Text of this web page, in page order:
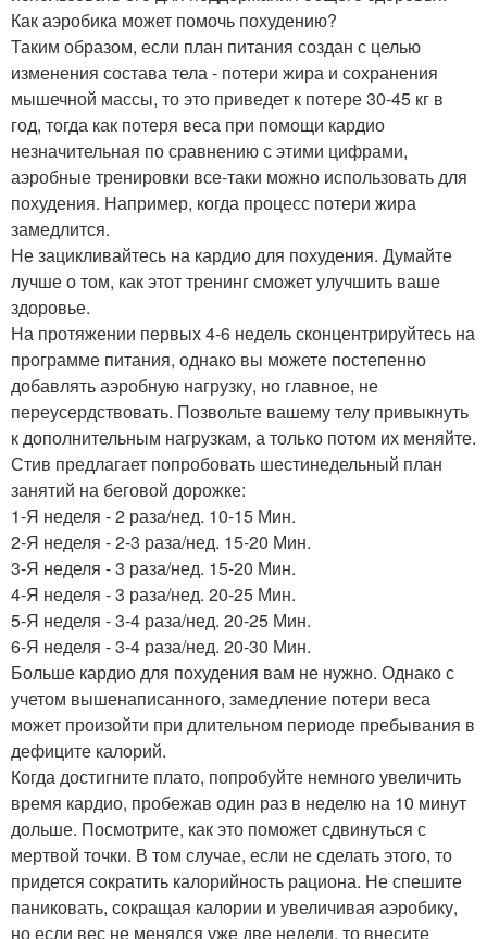
Как аэробика может помочь похудению?
Таким образом, если план питания создан с целью
изменения состава тела - потери жира и сохранения
мышечной массы, то это приведет к потере 30-45 кг в
год, тогда как потеря веса при помощи кардио
незначительная по сравнению с этими цифрами,
аэробные тренировки все-таки можно использовать для
похудения. Например, когда процесс потери жира
замедлится.
Не зацикливайтесь на кардио для похудения. Думайте
лучше о том, как этот тренинг сможет улучшить ваше
здоровье.
На протяжении первых 4-6 недель сконцентрируйтесь на
программе питания, однако вы можете постепенно
добавлять аэробную нагрузку, но главное, не
переусердствовать. Позвольте вашему телу привыкнуть
к дополнительным нагрузкам, а только потом их меняйте.
Стив предлагает попробовать шестинедельный план
занятий на беговой дорожке:
1-Я неделя - 2 раза/нед. 10-15 Мин.
2-Я неделя - 2-3 раза/нед. 15-20 Мин.
3-Я неделя - 3 раза/нед. 15-20 Мин.
4-Я неделя - 3 раза/нед. 20-25 Мин.
5-Я неделя - 3-4 раза/нед. 20-25 Мин.
6-Я неделя - 3-4 раза/нед. 20-30 Мин.
Больше кардио для похудения вам не нужно. Однако с
учетом вышенаписанного, замедление потери веса
может произойти при длительном периоде пребывания в
дефиците калорий.
Когда достигните плато, попробуйте немного увеличить
время кардио, пробежав один раз в неделю на 10 минут
дольше. Посмотрите, как это поможет сдвинуться с
мертвой точки. В том случае, если не сделать этого, то
придется сократить калорийность рациона. Не спешите
паниковать, сокращая калории и увеличивая аэробику,
но если вес не менялся уже две недели, то внесите